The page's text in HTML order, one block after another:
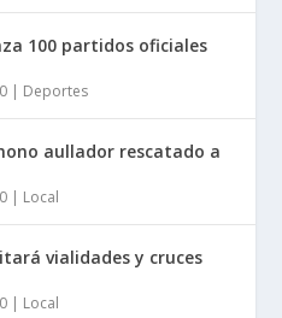
100 partidos oficiales
| Deportes
aullador rescatado a
| Local
vialidades y cruces
| Local